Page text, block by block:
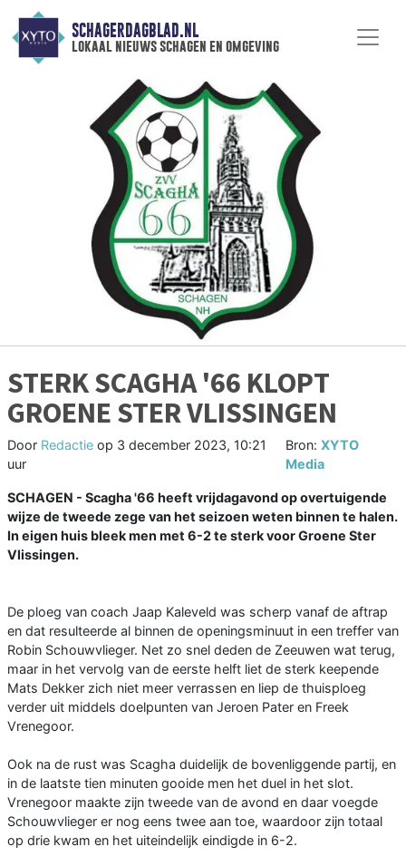
SCHAGERDAGBLAD.NL
lokaal nieuws schagen en omgeving
STERK SCAGHA '66 KLOPT
GROENE STER VLISSINGEN
Door Redactie op 3 december 2023, 10:21
uur
Bron: XYTO
Media
SCHAGEN - Scagha '66 heeft vrijdagavond op overtuigende
wijze de tweede zege van het seizoen weten binnen te halen.
In eigen huis bleek men met 6-2 te sterk voor Groene Ster
Vlissingen.
De ploeg van coach Jaap Kaleveld was scherp vanaf de aftrap
en dat resulteerde al binnen de openingsminuut in een treffer van
Robin Schouwvlieger. Net zo snel deden de Zeeuwen wat terug,
maar in het vervolg van de eerste helft liet de sterk keepende
Mats Dekker zich niet meer verrassen en liep de thuisploeg
verder uit middels doelpunten van Jeroen Pater en Freek
Vrenegoor.
Ook na de rust was Scagha duidelijk de bovenliggende partij, en
in de laatste tien minuten gooide men het duel in het slot.
Vrenegoor maakte zijn tweede van de avond en daar voegde
Schouwvlieger er nog eens twee aan toe, waardoor zijn totaal
op drie kwam en het uiteindelijk eindigde in 6-2.